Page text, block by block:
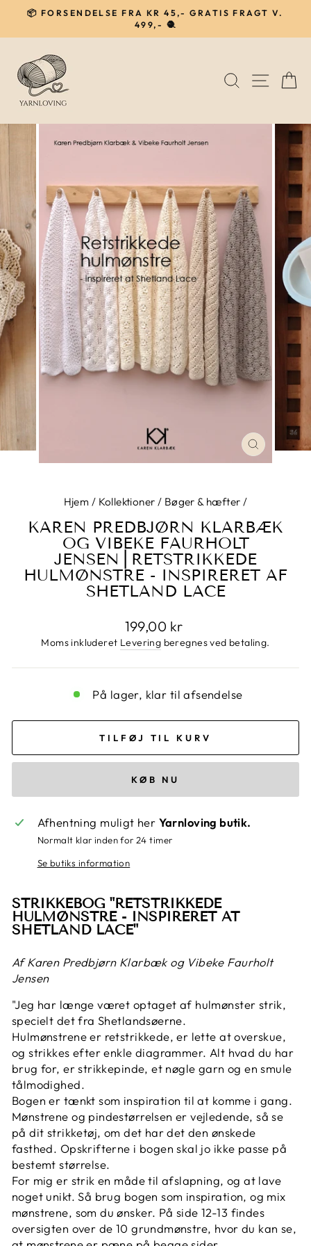
indhold
Pause
📦 FORSENDELSE FRA KR 45,- GRATIS FRAGT V.
499,- 🧶
SØG
LUK
Hjem / Kollektioner / Bøger & hæfter /
KAREN PREDBJØRN KLARBÆK
OG VIBEKE FAURHOLT
JENSEN⎪RETSTRIKKEDE
HULMØNSTRE - INSPIRERET AF
SHETLAND LACE
Normalpris
199,00 kr
Moms inkluderet Levering beregnes ved betaling.
På lager, klar til afsendelse
TILFØJ TIL KURV
KØB NU
Afhentning muligt her Yarnloving butik.
Normalt klar inden for 24 timer
Se butiks information
STRIKKEBOG "RETSTRIKKEDE
HULMØNSTRE - INSPIRERET AT
SHETLAND LACE"
Af Karen Predbjørn Klarbæk og Vibeke Faurholt
Jensen
"Jeg har længe været optaget af hulmønster strik,
specielt det fra Shetlandsøerne.
Hulmønstrene er retstrikkede, er lette at overskue,
og strikkes efter enkle diagrammer. Alt hvad du har
brug for, er strikkepinde, et nøgle garn og en smule
tålmodighed.
Bogen er tænkt som inspiration til at komme i gang.
Mønstrene og pindestørrelsen er vejledende, så se
på dit strikketøj, om det har det den ønskede
fasthed. Opskrifterne i bogen skal jo ikke passe på
bestemt størrelse.
For mig er strik en måde til afslapning, og at lave
noget unikt. Så brug bogen som inspiration, og mix
mønstrene, som du ønsker. På side 12-13 findes
oversigten over de 10 grundmønstre, hvor du kan se,